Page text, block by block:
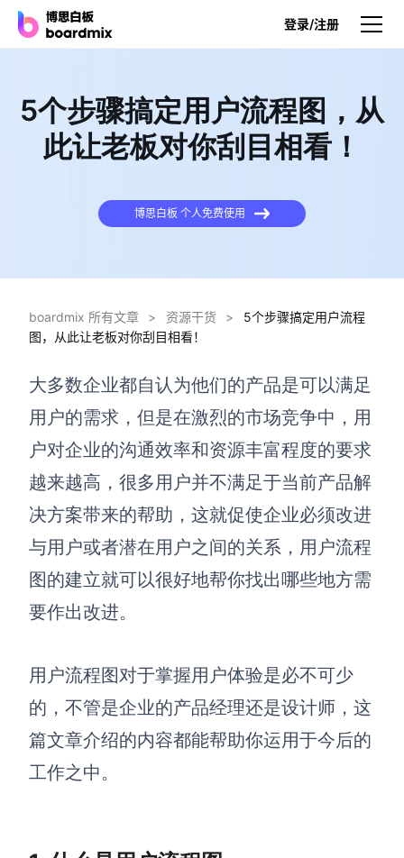
登录/注册
产品
博思白板
博思白板SDK
博思白板离线版
博思设计
一体化产品设计工具
博思AIPPT
AI生成PPT，支持在线编辑
资源与下载
向团队介绍
博思白板boardmix
下载
5个步骤搞定用户流程图，从
此让老板对你刮目相看！
博思白板 个人免费使用
boardmix 所有文章 > 资源干货 >
5个步骤搞定用户流程
图，从此让老板对你刮目相看！
大多数企业都自认为他们的产品是可以满足
用户的需求，但是在激烈的市场竞争中，用
户对企业的沟通效率和资源丰富程度的要求
越来越高，很多用户并不满足于当前产品解
决方案带来的帮助，这就促使企业必须改进
与用户或者潜在用户之间的关系，用户流程
图的建立就可以很好地帮你找出哪些地方需
要作出改进。
用户流程图对于掌握用户体验是必不可少
的，不管是企业的产品经理还是设计师，这
篇文章介绍的内容都能帮助你运用于今后的
工作之中。